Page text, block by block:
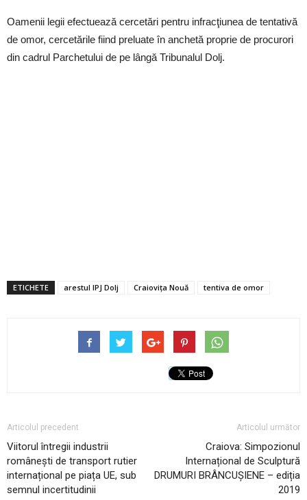
Oamenii legii efectuează cercetări pentru infracţiunea de tentativă
de omor, cercetările fiind preluate în anchetă proprie de procurori
din cadrul Parchetului de pe lângă Tribunalul Dolj.
ETICHETE arestul IPJ Dolj Craioviţa Nouă tentiva de omor
Articolul precedent
Viitorul întregii industrii
românești de transport rutier
internațional pe piața UE, sub
semnul incertitudinii
Articolul următor
Craiova: Simpozionul
Internațional de Sculptură
DRUMURI BRÂNCUȘIENE – ediția
2019